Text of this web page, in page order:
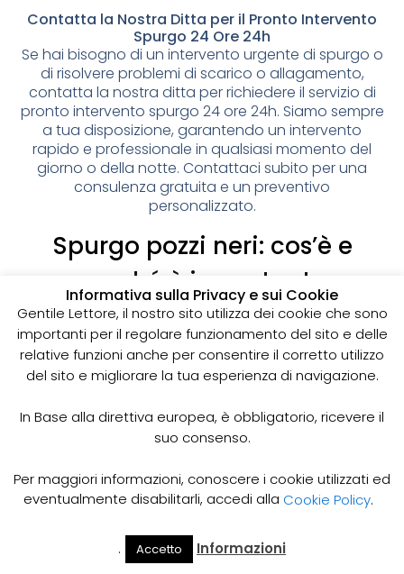
Contatta la Nostra Ditta per il Pronto Intervento
Spurgo 24 Ore 24h
Se hai bisogno di un intervento urgente di spurgo o
di risolvere problemi di scarico o allagamento,
contatta la nostra ditta per richiedere il servizio di
pronto intervento spurgo 24 ore 24h. Siamo sempre
a tua disposizione, garantendo un intervento
rapido e professionale in qualsiasi momento del
giorno o della notte. Contattaci subito per una
consulenza gratuita e un preventivo
personalizzato.
Spurgo pozzi neri: cos’è e
perché è importante
I pozzi neri sono delle strutture sotterranee utilizzate
per la raccolta delle acque reflue domestiche,
soprattutto in zone dove non è disponibile un
sistema di smaltimento delle acque fognarie. Lo
spurgo dei pozzi neri è un’operazione essenziale
e prevenire il rischio di allagamenti, cattivi odori e
infezioni.
Come funziona lo spurgo dei pozzi neri
Lo spurgo dei pozzi neri viene effettuato mediante
specifiche, in grado di aspirare e rimuovere le
acque reflue e i sedimenti accumulati all’interno del
Cerca Il Mio
Informativa sulla Privacy e sui Cookie
Gentile Lettore, il nostro sito utilizza dei cookie che sono
importanti per il regolare funzionamento del sito e delle
relative funzioni anche per consentire il corretto utilizzo
del sito e migliorare la tua esperienza di navigazione.
In Base alla direttiva europea, è obbligatorio, ricevere il
suo consenso.
Per maggiori informazioni, conoscere i cookie utilizzati ed
eventualmente disabilitarli, accedi alla Cookie Policy.
. Accetto Informazioni